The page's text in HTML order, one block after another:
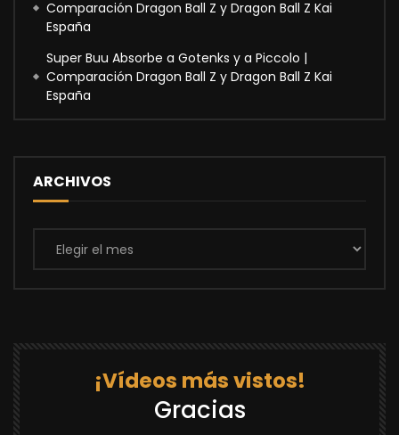
Comparación Dragon Ball Z y Dragon Ball Z Kai
España
Super Buu Absorbe a Gotenks y a Piccolo |
Comparación Dragon Ball Z y Dragon Ball Z Kai
España
ARCHIVOS
Archivos
¡Vídeos más vistos!
Gracias